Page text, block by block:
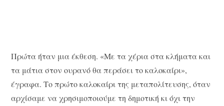
Πρώτα ήταν μια έκθεση. «Με τα χέρια στα κλήματα και
τα μάτια στον ουρανό θα περάσει το καλοκαίρι»,
έγραφα. Το πρώτο καλοκαίρι της μεταπολίτευσης, όταν
αρχίσαμε να χρησιμοποιούμε τη δημοτική κι όχι την